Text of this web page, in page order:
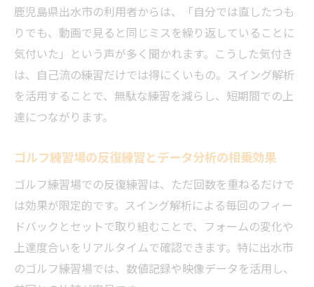
鹿児島県出水市の利用者からは、「自分では直したつも
りでも、動画で見ると同じミスを繰り返していることに
気付いた」という声が多く聞かれます。こうした気付き
は、自己流の練習だけでは得にくいもの。スイング解析
を活用することで、無駄な練習を減らし、短期間での上
達につながります。
ゴルフ練習場の反復練習とデータ分析の相乗効果
ゴルフ練習場での反復練習は、ただ回数を重ねるだけで
は効果が限定的です。スイング解析による毎回のフィー
ドバックとセットで取り組むことで、フォームの変化や
上達度合いをリアルタイムで確認できます。特に出水市
のゴルフ練習場では、数値記録や映像データを活用し、